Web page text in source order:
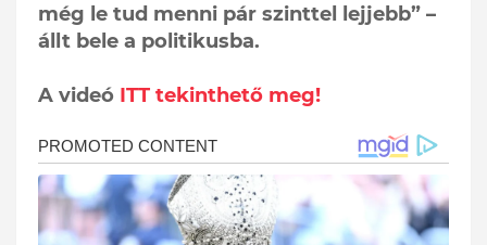
még le tud menni pár szinttel lejjebb” –
állt bele a politikusba.
A videó ITT tekinthető meg!